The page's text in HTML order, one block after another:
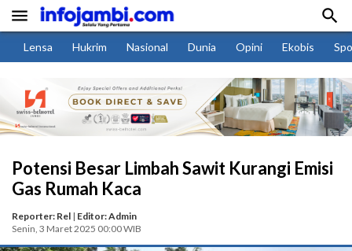
 
Lensa Hukrim Nasional Dunia Opini Ekobis
Potensi Besar Limbah Sawit Kurangi Emisi
Gas Rumah Kaca
Reporter: Rel | Editor: Admin
Senin, 3 Maret 2025 00:00 WIB